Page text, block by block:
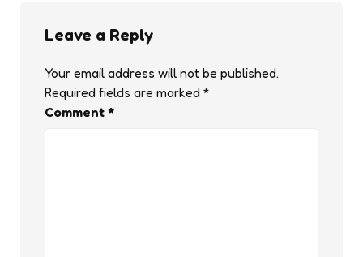
Leave a Reply
Your email address will not be published.
Required fields are marked *
Comment *